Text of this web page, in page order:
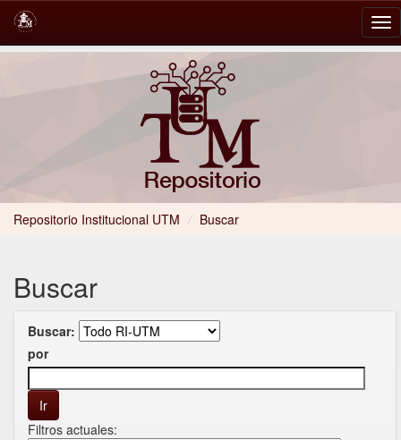
Repositorio Institucional UTM / Buscar
Buscar
Buscar:
por
Filtros actuales: